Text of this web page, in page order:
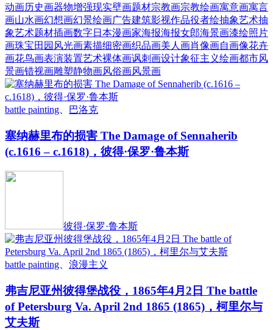
动画历史画器物增强现实壁画题材宗教画宗教绘画寓意画寓言
画山水画幻想画幻景绘画广告建筑影视作品役者绘抽象艺术抽
象艺术题材插画数字日本漫画家海报海报女郎海景画漆绘照片
画珠宝田园风光画素描细密画织品画美人画肖像画自画像花卉
画花鸟画表演装置艺术裸体画讽刺画设计象征主义绘画都市风
景画错视画雕塑静物画风俗画风景画
battle painting 巴洛克
塞纳赫里布的损害 The Damage of Sennaherib
(c.1616 – c.1618)，彼得·保罗·鲁本斯
彼得·保罗·鲁本斯
battle painting 浪漫主义
弗吉尼亚州彼得堡战役，1865年4月2日 The battle
of Petersburg Va. April 2nd 1865 (1865)，柯里尔与
艾夫斯